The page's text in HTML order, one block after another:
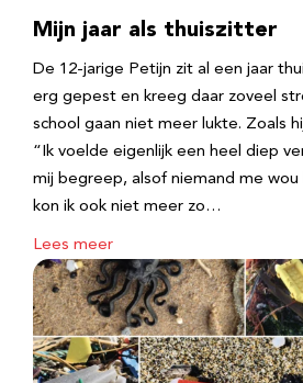
Mijn jaar als thuiszitter
De 12-jarige Petijn zit al een jaar
erg gepest en kreeg daar zoveel
school gaan niet meer lukte. Zoals
“Ik voelde eigenlijk een heel diep
mij begreep, alsof niemand me wou
kon ik ook niet meer zo…
Lees meer